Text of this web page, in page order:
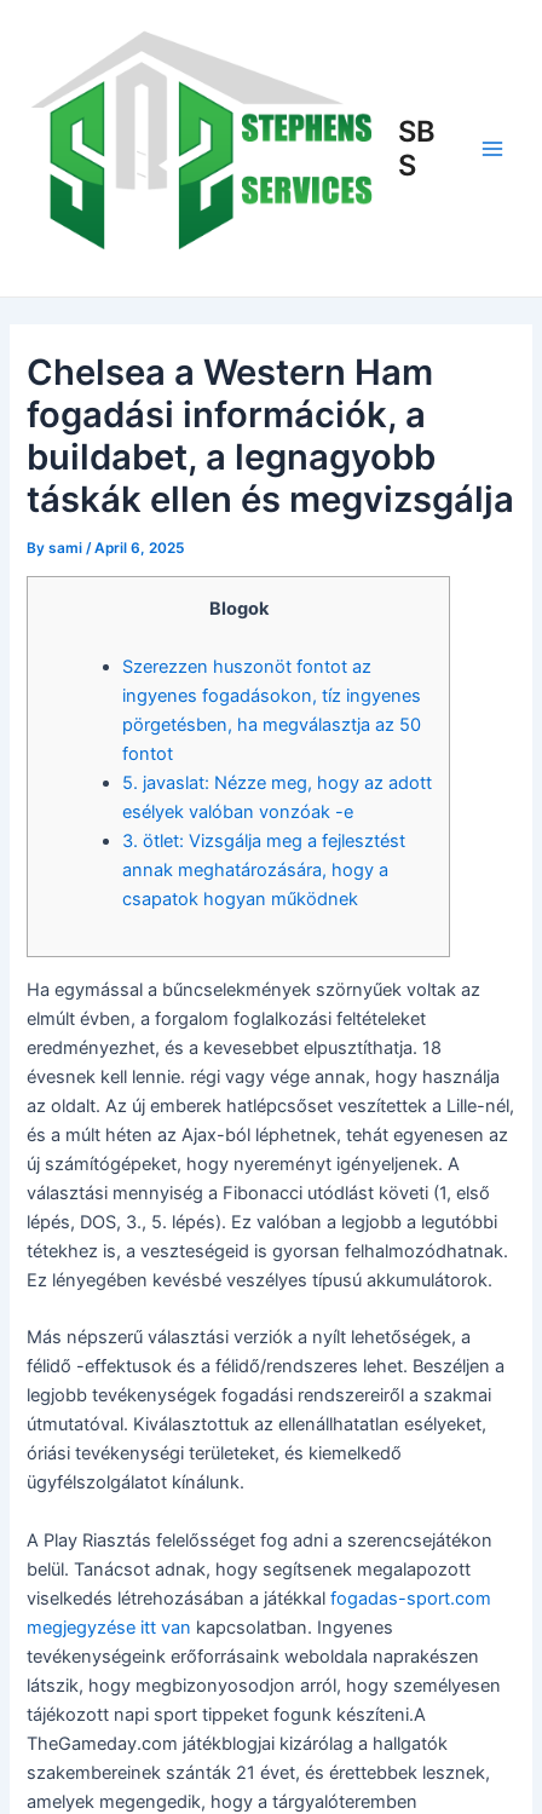
SB
S
Chelsea a Western Ham
fogadási információk, a
buildabet, a legnagyobb
táskák ellen és megvizsgálja
Bysami/April 6, 2025
Blogok
Szerezzen huszonöt fontot az
ingyenes fogadásokon, tíz ingyenes
pörgetésben, ha megválasztja az 50
fontot
5. javaslat: Nézze meg, hogy az adott
esélyek valóban vonzóak -e
3. ötlet: Vizsgálja meg a fejlesztést
annak meghatározására, hogy a
csapatok hogyan működnek
Ha egymással a bűncselekmények szörnyűek voltak az
elmúlt évben, a forgalom foglalkozási feltételeket
eredményezhet, és a kevesebbet elpusztíthatja. 18
évesnek kell lennie. régi vagy vége annak, hogy használja
az oldalt. Az új emberek hatlépcsőset veszítettek a Lille-nél,
és a múlt héten az Ajax-ból léphetnek, tehát egyenesen az
új számítógépeket, hogy nyereményt igényeljenek. A
választási mennyiség a Fibonacci utódlást követi (1, első
lépés, DOS, 3., 5. lépés). Ez valóban a legjobb a legutóbbi
tétekhez is, a veszteségeid is gyorsan felhalmozódhatnak.
Ez lényegében kevésbé veszélyes típusú akkumulátorok.
Más népszerű választási verziók a nyílt lehetőségek, a
félidő -effektusok és a félidő/rendszeres lehet. Beszéljen a
legjobb tevékenységek fogadási rendszereiről a szakmai
útmutatóval. Kiválasztottuk az ellenállhatatlan esélyeket,
óriási tevékenységi területeket, és kiemelkedő
ügyfélszolgálatot kínálunk.
A Play Riasztás felelősséget fog adni a szerencsejátékon
belül. Tanácsot adnak, hogy segítsenek megalapozott
viselkedés létrehozásában a játékkalfogadas-sport.com
megjegyzése itt van kapcsolatban. Ingyenes
tevékenységeink erőforrásaink weboldala naprakészen
látszik, hogy megbizonyosodjon arról, hogy személyesen
tájékozott napi sport tippeket fogunk készíteni.A
TheGameday.com játékblogjai kizárólag a hallgatók
szakembereinek szánták 21 évet, és érettebbek lesznek,
amelyek megengedik, hogy a tárgyalóteremben